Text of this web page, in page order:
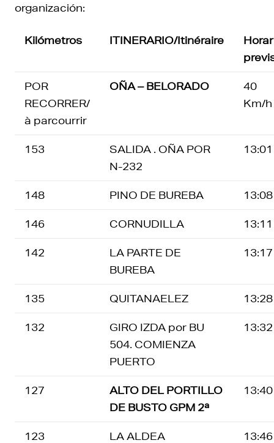
organización:
Kilómetros ITINERARIO/Itinéraire
POR
RECORRER/
à parcourrir
OÑA – BELORADO
40
Km/h
153
SALIDA . OÑA POR
N-232
13:01
148 PINO DE BUREBA 13:08
146 CORNUDILLA 13:11
142
LA PARTE DE
BUREBA
13:17
135 QUITANAELEZ 13:28
132
GIRO IZDA por BU
504. COMIENZA
PUERTO
13:32
127
ALTO DEL PORTILLO
DE BUSTO GPM 2ª
13:40
123 LA ALDEA 13:46